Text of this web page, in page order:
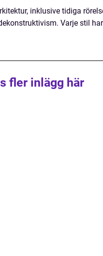
inklusive tidiga
Varje stil
fler inlägg här